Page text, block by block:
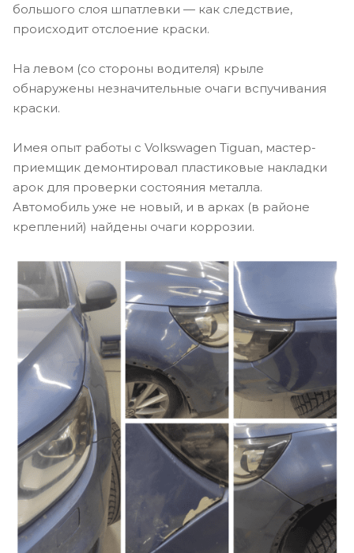
большого слоя шпатлевки — как следствие,
происходит отслоение краски.
На левом (со стороны водителя) крыле
обнаружены незначительные очаги вспучивания
краски.
Имея опыт работы с Volkswagen Tiguan, мастер-
приемщик демонтировал пластиковые накладки
арок для проверки состояния металла.
Автомобиль уже не новый, и в арках (в районе
креплений) найдены очаги коррозии.